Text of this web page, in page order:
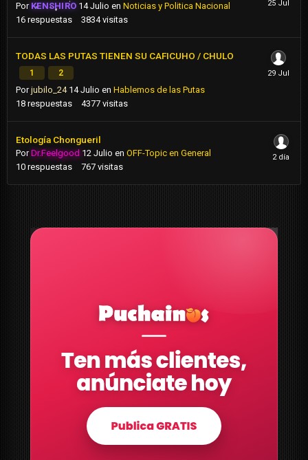
Por KENSHIRO 14 Julio enNoticias y Politica Nacional
16 respuestas 3834 visitas
TODAS LAS PUTAS TIENEN SU CAFICUHO / CHULO
1 2
Porjubilo_24 14 Julio en Hablemos de las Putas
18 respuestas 4377 visitas
Etología Chongueril
PorDr.Feelgood 12 Julio en OFF-Topic en General
10 respuestas 767 visitas